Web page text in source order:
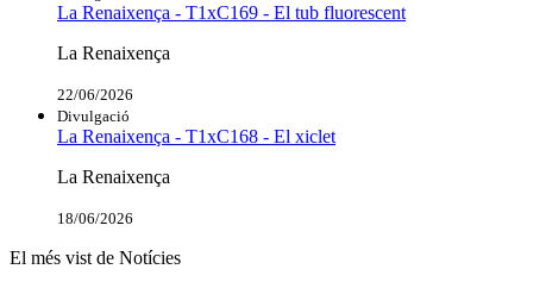
La Renaixença - T1xC169 - El tub fluorescent
La Renaixença
22/06/2026
Divulgació
La Renaixença - T1xC168 - El xiclet
La Renaixença
18/06/2026
El més vist de Notícies